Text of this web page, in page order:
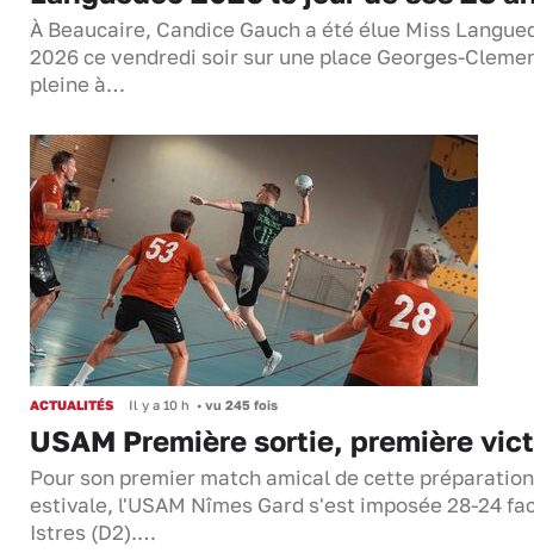
À Beaucaire, Candice Gauch a été élue Miss
2026 ce vendredi soir sur une place Georges-
pleine à…
ACTUALITÉS Il y a 10 h • vu 245 fois
USAM Première sortie, première
Pour son premier match amical de cette préparation
estivale, l'USAM Nîmes Gard s'est imposée 28-24
Istres (D2).…